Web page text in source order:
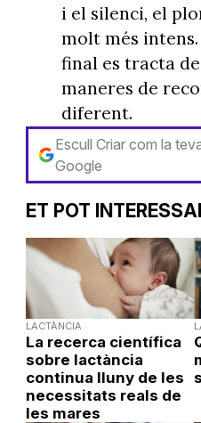
i el silenci, el
molt més
final es tracta
maneres de
diferent.
Escull Criar com la
Google
ET POT
LACTÀNCIA
La recerca científica
sobre lactància
continua lluny de les
necessitats reals de
les mares